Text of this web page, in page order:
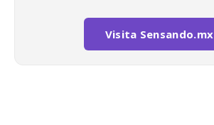
Visita Sensando.mx